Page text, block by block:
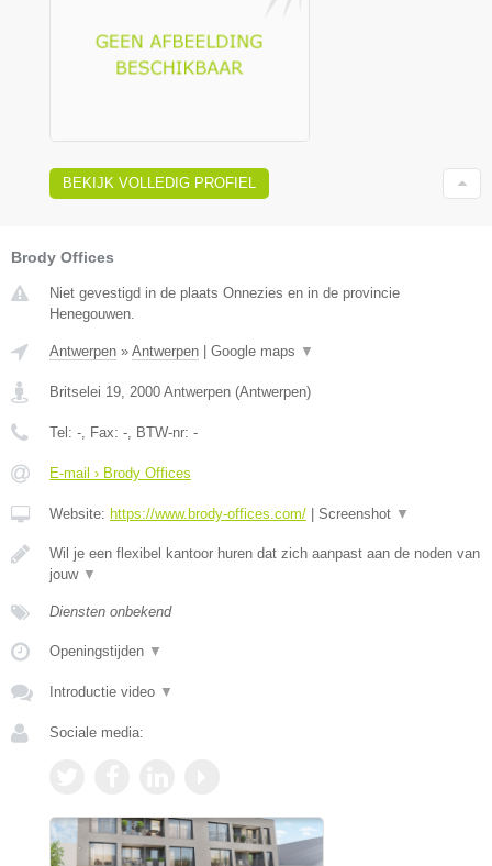
BEKIJK VOLLEDIG PROFIEL
Brody Offices
Niet gevestigd in de plaats Onnezies en in de provincie
Henegouwen.
Antwerpen » Antwerpen | Google maps ▼
Britselei 19 2000 Antwerpen (Antwerpen)
Tel: - , Fax: - , BTW-nr: -
E-mail › Brody Offices
Website: https://www.brody-offices.com/ | Screenshot ▼
Wil je een flexibel kantoor huren dat zich aanpast aan de noden van
jouw ▼
Diensten onbekend
Openingstijden ▼
Introductie video ▼
Sociale media: